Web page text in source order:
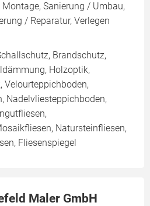
Sanierung / Umbau,
/ Reparatur, Verlegen
Brandschutz,
Holzoptik,
Velourteppichboden,
Nadelvliesteppichboden,
Natursteinfliesen,
Fliesenspiegel
Maler GmbH